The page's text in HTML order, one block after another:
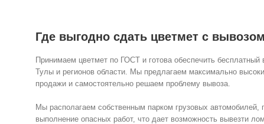
Где выгодно сдать цветмет с вывозом
Принимаем цветмет по ГОСТ и готова обеспечить
Тулы и регионов области. Мы предлагаем максимально
продажи и самостоятельно решаем проблему вывоза.
Мы располагаем собственным парком грузовых
выполнение опасных работ, что дает возможность вывезти